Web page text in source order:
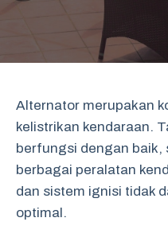
Alternator merupakan
kelistrikan kendaraan.
berfungsi dengan baik,
berbagai peralatan
dan sistem ignisi tidak
optimal.